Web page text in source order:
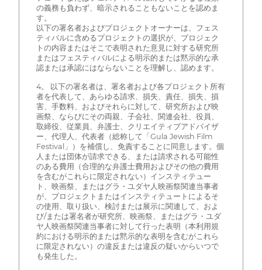
の義務も負わず、暗示されることもないことを認めま
す。
以下の署名者およびプロジェクトオーナーは、フェス
ティバルに含めるプロジェクトの選択が、プロジェク
トの内容またはそこで表明された意見に対する研究所
またはフェスティバルによる明示的または黙示的な承
認または承認にはならないことを理解し、認めます。
4。 以下の署名者は、署名者および各プロジェクト所有
者を代表して、あらゆる請求、損失、責任、損失、損
害、手数料、およびそれらに対して、研究所および映
画祭、ならびにその両親、子会社、関連会社、役員、
取締役、従業員、弁護士、クリエイティブアドバイザ
ー、代理人、代表者（総称して「Gula Jewish Film
Festival」）を補償し、免責することに同意します。個
人または団体が請求できる、または請求される可能性
のある費用（合理的な弁護士費用およびその他の費用
を含むがこれらに限定されない）インスティテュー
ト、映画祭、またはグラ・ユダヤ人映画祭関連当事者
が、プロジェクトまたはインスティテュートによるそ
の使用、取り扱い、検討または展示に関連して、およ
び/または署名者が研究所、映画祭、またはグラ・ユダ
ヤ人映画祭関連当事者に対して行った表明（本利用規
約における明示的または黙示的な表明を含むがこれら
に限定されない）の違反または違反の疑いからいつで
も発生した。